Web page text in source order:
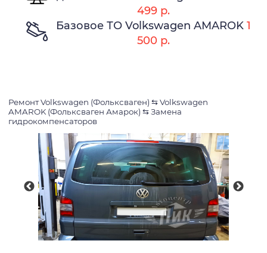
499 р.
Базовое ТО Volkswagen AMAROK 1
500 р.
Ремонт Volkswagen (Фольксваген) ⇆ Volkswagen
AMAROK (Фольксваген Амарок) ⇆ Замена
гидрокомпенсаторов